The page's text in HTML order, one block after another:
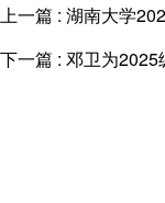
湖南大学
邓卫为2025